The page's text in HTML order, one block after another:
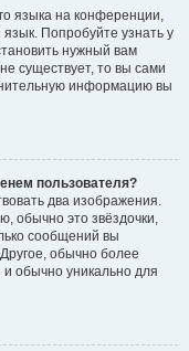
языка на конференции,
Попробуйте узнать у
нужный вам
существует, то вы сами
информацию вы
пользователя?
два изображения.
обычно это звёздочки,
сообщений вы
обычно более
и обычно уникально для